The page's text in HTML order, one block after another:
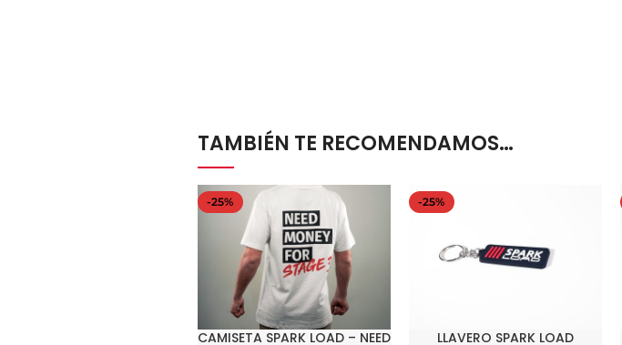
TAMBIÉN TE RECOMENDAMOS…
-25%
SELECCIONAR OPCIONES
CAMISETA SPARK LOAD – NEED
-25%
AÑADIR AL CARRITO
LLAVERO SPARK LOAD